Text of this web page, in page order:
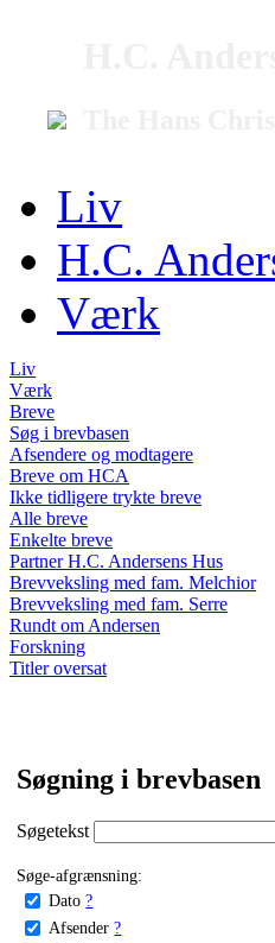
Liv
H.C.
Værk
Liv
Værk
Breve
Søg i brevbasen
Afsendere og modtagere
Breve om HCA
Ikke tidligere trykte breve
Alle breve
Enkelte breve
Partner H.C. Andersens Hus
Brevveksling med fam. Melchior
Brevveksling med fam. Serre
Rundt om Andersen
Forskning
Titler oversat
Søgning i brevbasen
Søgetekst
Søge-afgrænsning:
Dato ?
Afsender ?